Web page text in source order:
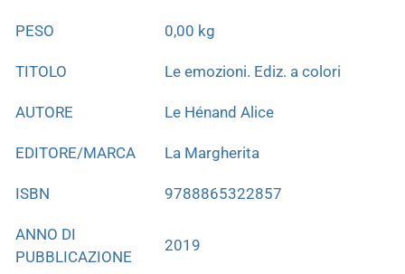
PESO 0,00 kg
TITOLO Le emozioni. Ediz. a colori
AUTORE Le Hénand Alice
EDITORE/MARCA La Margherita
ISBN 9788865322857
ANNO DI
PUBBLICAZIONE
2019